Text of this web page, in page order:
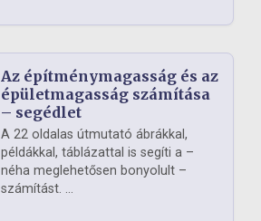
Az építménymagasság és az
épületmagasság számítása
– segédlet
A 22 oldalas útmutató ábrákkal,
példákkal, táblázattal is segíti a –
néha meglehetősen bonyolult –
számítást. ...